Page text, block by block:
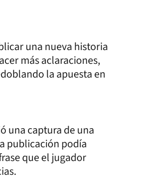
una nueva historia
más aclaraciones,
la apuesta en
una captura de una
publicación podía
que el jugador